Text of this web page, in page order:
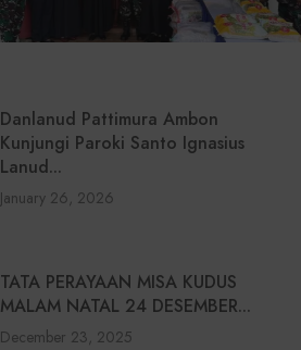
Danlanud Pattimura Ambon
Kunjungi Paroki Santo Ignasius
Lanud...
January 26, 2026
TATA PERAYAAN MISA KUDUS
MALAM NATAL 24 DESEMBER...
December 23, 2025